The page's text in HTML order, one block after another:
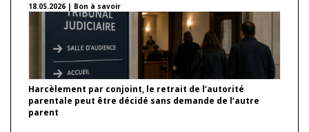
18.05.2026 | Bon à savoir
Harcèlement par conjoint, le retrait de l’autorité
parentale peut être décidé sans demande de l’autre
parent